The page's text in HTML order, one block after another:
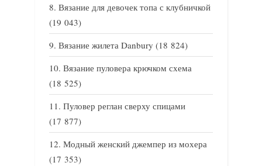
Вязание для девочек топа с клубничкой
(19 043)
Вязание жилета Danbury (18 824)
Вязание пуловера крючком схема
(18 525)
Пуловер реглан сверху спицами
(17 877)
Модный женский джемпер из мохера
(17 353)